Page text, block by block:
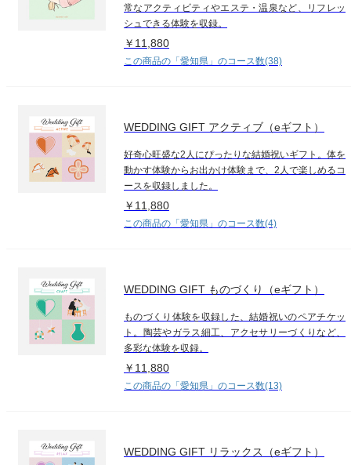
常なアクティビティやエステ・温泉など、リフレッ
シュできる体験を収録。
￥11,880
この商品の「愛知県」のコース数(38)
WEDDING GIFT アクティブ（eギフト）
好奇心旺盛な2人にぴったりな結婚祝いギフト。体を
動かす体験からお出かけ体験まで、2人で楽しめるコ
ースを収録しました。
￥11,880
この商品の「愛知県」のコース数(4)
WEDDING GIFT ものづくり（eギフト）
ものづくり体験を収録した、結婚祝いのペアチケッ
ト。陶芸やガラス細工、アクセサリーづくりなど、
多彩な体験を収録。
￥11,880
この商品の「愛知県」のコース数(13)
WEDDING GIFT リラックス（eギフト）